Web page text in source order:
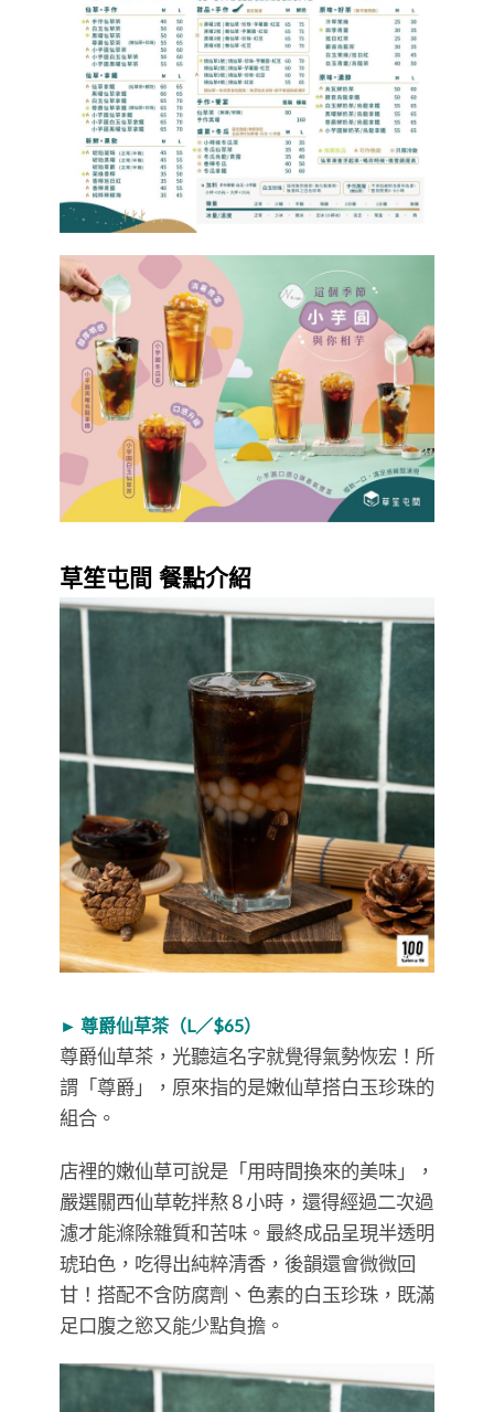
草笙屯間 餐點介紹
► 尊爵仙草茶（L／$65）
尊爵仙草茶，光聽這名字就覺得氣勢恢宏！所
謂「尊爵」，原來指的是嫩仙草搭白玉珍珠的
組合。
店裡的嫩仙草可說是「用時間換來的美味」，
嚴選關西仙草乾拌熬 8 小時，還得經過二次過
濾才能滌除雜質和苦味。最終成品呈現半透明
琥珀色，吃得出純粹清香，後韻還會微微回
甘！搭配不含防腐劑、色素的白玉珍珠，既滿
足口腹之慾又能少點負擔。